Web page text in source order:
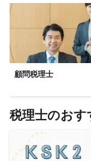
顧問税理士
税理士のおす